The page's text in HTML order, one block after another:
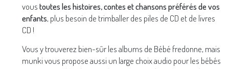
voustoutes les histoires, contes et chansons préférés de vos
enfants, plus besoin de trimballer des piles de CD et de livres
CD !
Vous y trouverez bien-sûr les albums de Bébé fredonne, mais
munki vous propose aussi un large choix audio pour les bébés